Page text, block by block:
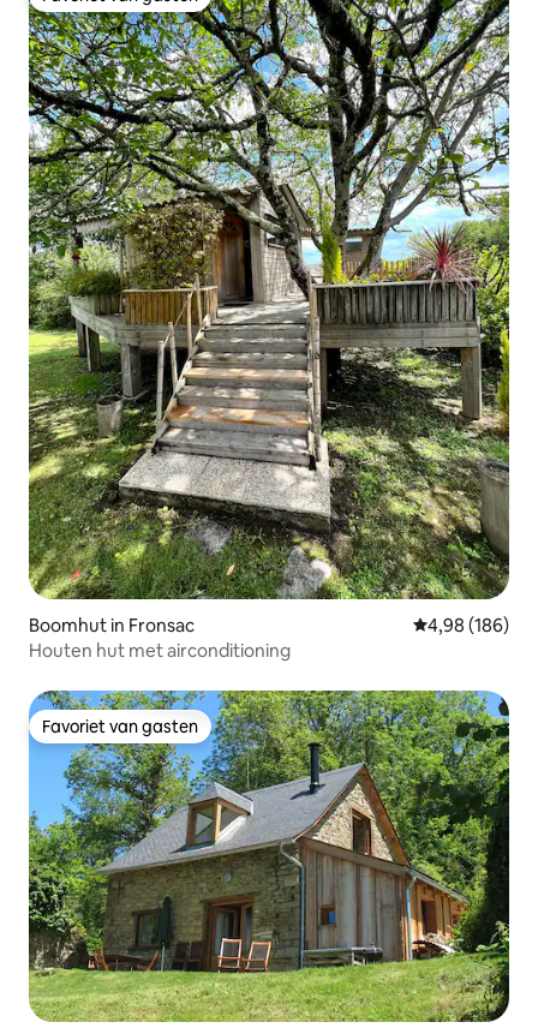
Favoriet van gasten
Boomhut in Fronsac Gemiddelde
4,98 (186)
Houten hut met airconditioning
Favoriet van gasten
Favoriet van gasten